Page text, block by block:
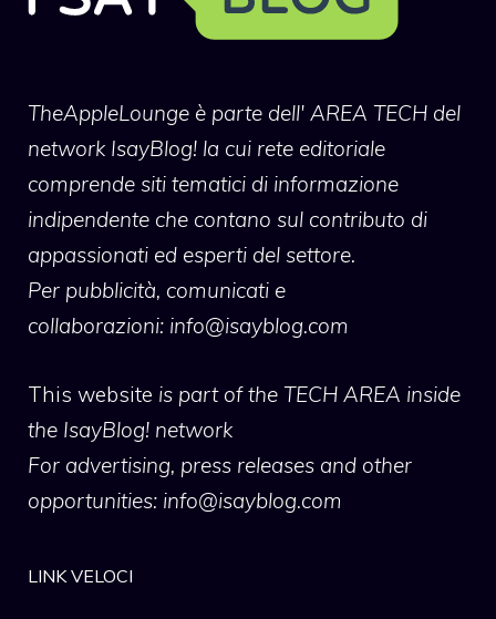
TheAppleLounge è parte dell' AREA TECH del
network IsayBlog! la cui rete editoriale
comprende siti tematici di informazione
indipendente che contano sul contributo di
appassionati ed esperti del settore.
Per pubblicità, comunicati e
collaborazioni: info@isayblog.com
This website is part of the TECH AREA inside
the IsayBlog! network
For advertising, press releases and other
opportunities: info@isayblog.com
LINK VELOCI